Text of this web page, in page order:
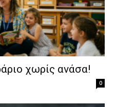
χωρίς ανάσα!
0